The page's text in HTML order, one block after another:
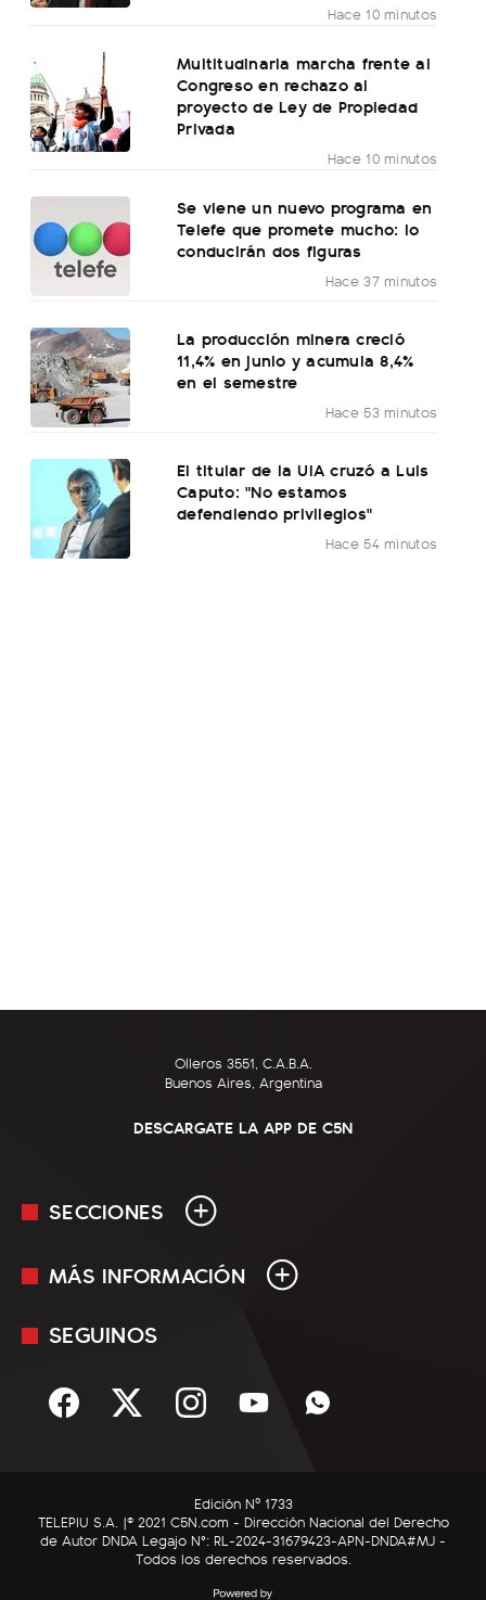
Hace 10 minutos
Multitudinaria marcha frente al
Congreso en rechazo al
proyecto de Ley de Propiedad
Privada
Hace 10 minutos
Se viene un nuevo programa en
Telefe que promete mucho: lo
conducirán dos figuras
Hace 37 minutos
La producción minera creció
11,4% en junio y acumula 8,4%
en el semestre
Hace 53 minutos
El titular de la UIA cruzó a Luis
Caputo: "No estamos
defendiendo privilegios"
Hace 54 minutos
Olleros 3551, C.A.B.A.
Buenos Aires, Argentina
DESCARGATE LA APP DE C5N
SECCIONES
En Vivo
Sociedad
C5N Autos
RatingCero
MÁS INFORMACIÓN
Mediakit
Términos y condiciones
SEGUINOS
Edición Nº 1733
TELEPIU S.A. |© 2021 C5N.com - Dirección Nacional del Derecho
de Autor DNDA Legajo N°: RL-2024-31679423-APN-DNDA#MJ -
Todos los derechos reservados.